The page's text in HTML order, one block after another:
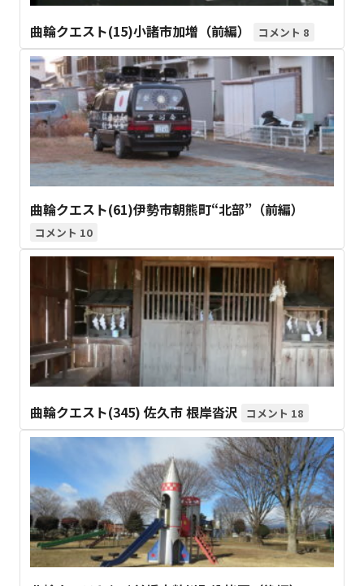
曲輪クエスト(15)小諸市加増（前編） 8
曲輪クエスト(61)伊勢市朝熊町“北部”（前編）
10
曲輪クエスト(345) 佐久市 根岸沓沢 18